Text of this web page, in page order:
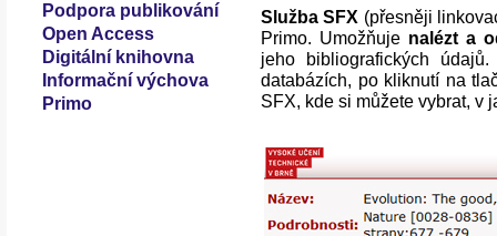
Podpora publikování
Open Access
Digitální knihovna
Informační výchova
Primo
Služba SFX (přesněji
Primo. Umožňuje nalézt a
jeho bibliografických
databázích, po kliknutí na
SFX, kde si můžete vybrat, v